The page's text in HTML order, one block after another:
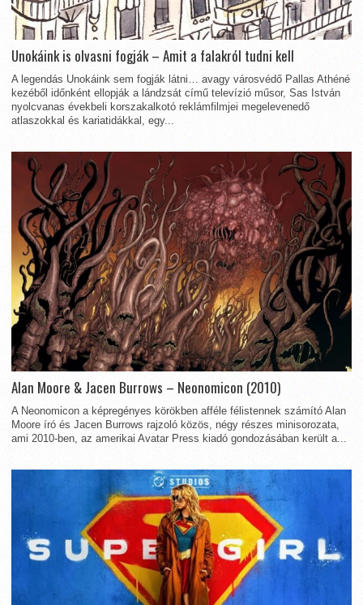
Unokáink is olvasni fogják – Amit a falakról tudni kell
A legendás Unokáink sem fogják látni… avagy városvédő Pallas Athéné
kezéből időnként ellopják a lándzsát című televízió műsor, Sas István
nyolcvanas évekbeli korszakalkotó reklámfilmjei megelevenedő
atlaszokkal és kariatidákkal, egy...
Alan Moore & Jacen Burrows – Neonomicon (2010)
A Neonomicon a képregényes körökben afféle félistennek számító Alan
Moore író és Jacen Burrows rajzoló közös, négy részes minisorozata,
ami 2010-ben, az amerikai Avatar Press kiadó gondozásában került a...